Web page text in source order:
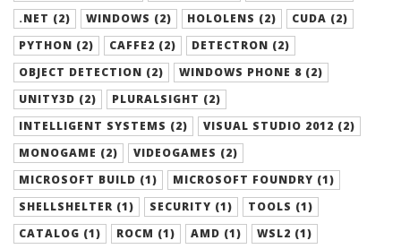
.NET (2)
WINDOWS (2) HOLOLENS (2)
CUDA (2)
PYTHON (2)
CAFFE2 (2)
DETECTRON (2)
OBJECT DETECTION (2)
WINDOWS PHONE 8 (2)
UNITY3D (2)
PLURALSIGHT (2)
INTELLIGENT SYSTEMS (2)
VISUAL STUDIO 2012 (2)
MONOGAME (2)
VIDEOGAMES (2)
MICROSOFT BUILD (1)
MICROSOFT FOUNDRY (1)
SHELLSHELTER (1)
SECURITY (1)
TOOLS (1)
CATALOG (1)
ROCM (1) AMD (1)
WSL2 (1)